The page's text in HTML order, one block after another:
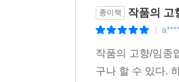
종이책 작품의 고
작품의 고향/임종
구나 할 수 있다.